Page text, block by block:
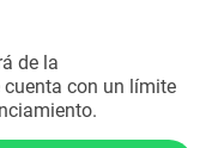
de la
con un límite